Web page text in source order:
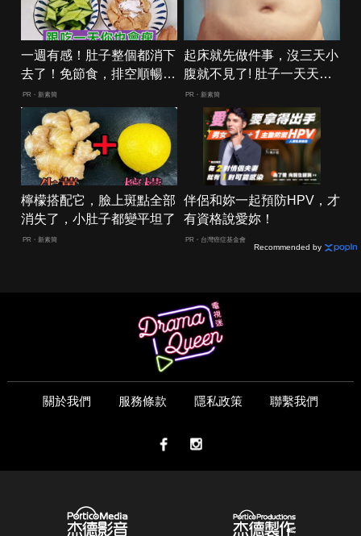
一週有感！肚子整個都消下
去了！免節食，排空順暢就
夠
PR・新素簡
起床就先做件事，沒三天小
腹就不見了! 肚子一天天變
小！
PR・新素簡
檸檬搭配它，臉上斑點全部
消失了，小肚子都變平坦了
PR・新素簡
伴侶和妳一起預防HPV，才
有資格說愛妳！
PR・台灣癌症基金會
Recommended by
關於我們 服務條款 隱私政策 聯繫我們